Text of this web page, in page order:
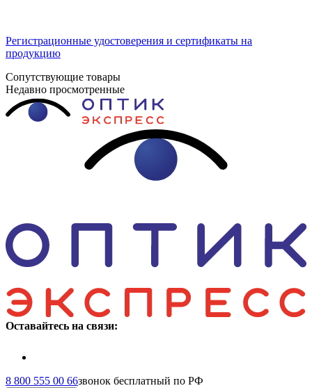
Регистрационные удостоверения и сертификаты на
продукцию
Сопутствующие товары
Недавно просмотренные
Оставайтесь на связи:
8 800 555 00 66звонок бесплатный по РФ